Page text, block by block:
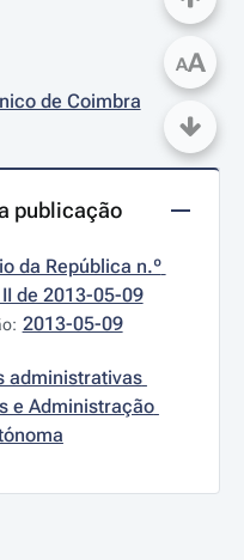
de Coimbra
publicação
da República n.º
de 2013-05-09
2013-05-09
administrativas
e Administração
AA